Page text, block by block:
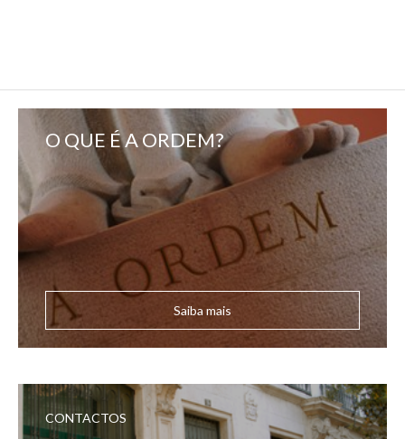
O QUE É A ORDEM?
Saiba mais
CONTACTOS